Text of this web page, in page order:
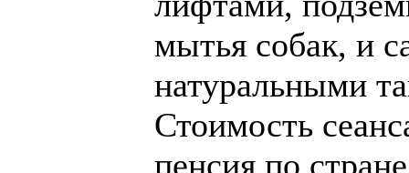
мытья собак, и
натуральными
Стоимость
пенсия по